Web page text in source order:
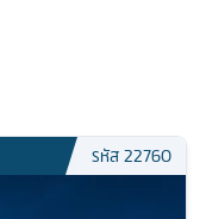
รหัส22760